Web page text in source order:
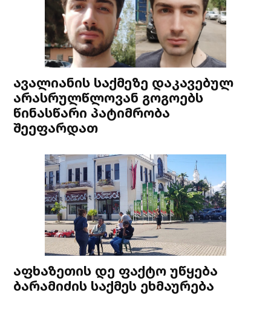
ავალიანის საქმეზე დაკავებულ
არასრულწლოვან გოგოებს
წინასწარი პატიმრობა
შეეფარდათ
აფხაზეთის დე ფაქტო უწყება
ბარამიძის საქმეს ეხმაურება